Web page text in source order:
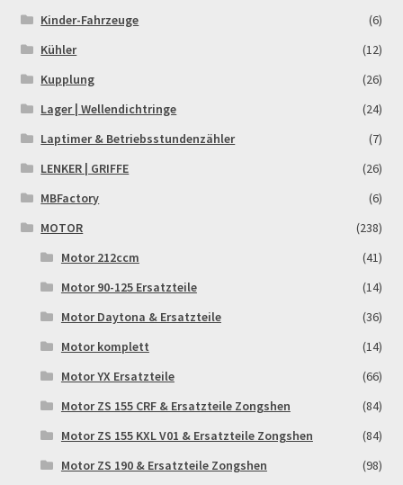
Kinder-Fahrzeuge
(6)
Kühler
(12)
Kupplung
(26)
Lager | Wellendichtringe
(24)
Laptimer & Betriebsstundenzähler
(7)
LENKER | GRIFFE
(26)
MBFactory
(6)
MOTOR
(238)
Motor 212ccm
(41)
Motor 90-125 Ersatzteile
(14)
Motor Daytona & Ersatzteile
(36)
Motor komplett
(14)
Motor YX Ersatzteile
(66)
Motor ZS 155 CRF & Ersatzteile Zongshen
(84)
Motor ZS 155 KXL V01 & Ersatzteile Zongshen
(84)
Motor ZS 190 & Ersatzteile Zongshen
(98)